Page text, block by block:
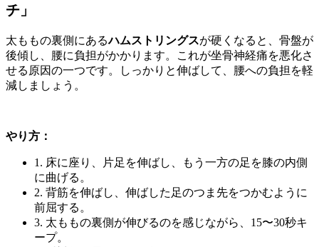
チ」
太ももの裏側にあるハムストリングスが硬くなると、骨盤が
後傾し、腰に負担がかかります。これが坐骨神経痛を悪化さ
せる原因の一つです。しっかりと伸ばして、腰への負担を軽
減しましょう。
やり方：
1. 床に座り、片足を伸ばし、もう一方の足を膝の内側
に曲げる。
2. 背筋を伸ばし、伸ばした足のつま先をつかむように
前屈する。
3. 太ももの裏側が伸びるのを感じながら、15〜30秒キ
ープ。